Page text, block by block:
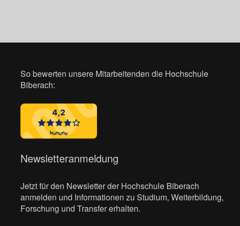
So bewerten unsere Mitarbeitenden die Hochschule
Biberach:
Newsletteranmeldung
Jetzt für den Newsletter der Hochschule Biberach
anmelden und Informationen zu Studium, Weiterbildung,
Forschung und Transfer erhalten.